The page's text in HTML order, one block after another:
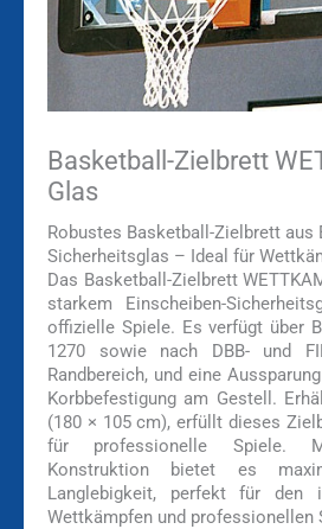
Basketball-Zielbrett
Glas
Robustes Basketball-Zielbrett aus
Sicherheitsglas – Ideal für
Das Basketball-Zielbrett
starkem Einscheiben-
offizielle Spiele. Es verfügt über
1270 sowie nach DBB- und
Randbereich, und eine
Korbbefestigung am Gestell.
(180 × 105 cm), erfüllt dieses
für professionelle Spiele.
Konstruktion bietet es
Langlebigkeit, perfekt für den
Wettkämpfen und professionellen